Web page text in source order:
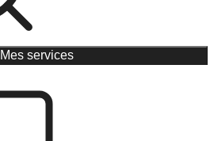
Mes services